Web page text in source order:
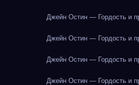
Джейн Остин — Гордость и
Джейн Остин — Гордость и
Джейн Остин — Гордость и
Джейн Остин — Гордость и